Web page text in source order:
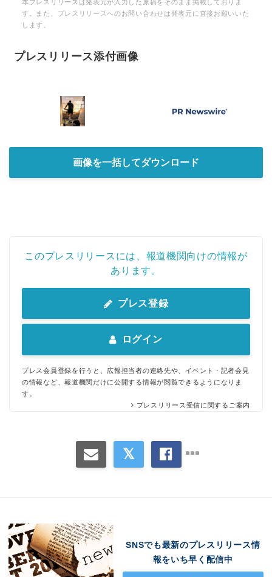
本プレスリリースは発表元が入力した原稿をそのまま掲載しておりま
す。また、プレスリリースへのお問い合わせは発表元に直接お願いいた
します。
プレスリリース添付画像
画像を一括してダウンロード
このプレスリリースには、報道機関向けの情報が
あります。
プレス登録
ログイン
プレス会員登録を行うと、広報担当者の連絡先や、イベント・記者会見
の情報など、報道機関だけに公開する情報が閲覧できるようになりま
す。
プレスリリース受信に関するご案内
SNSでも最新のプレスリリース情
報をいち早く配信中